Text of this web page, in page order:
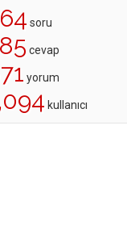
soru
cevap
yorum
kullanıcı